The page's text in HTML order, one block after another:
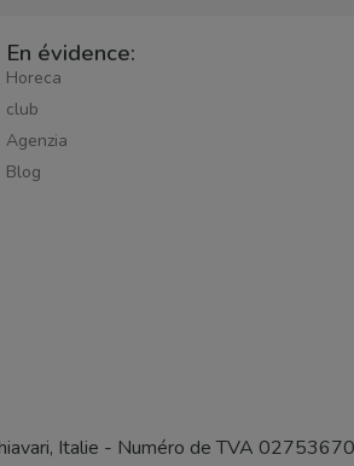
En évidence:
Horeca
club
Agenzia
Blog
Italie - Numéro de TVA